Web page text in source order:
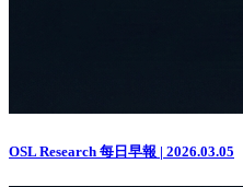
OSL Research 每日早報 | 2026.03.05